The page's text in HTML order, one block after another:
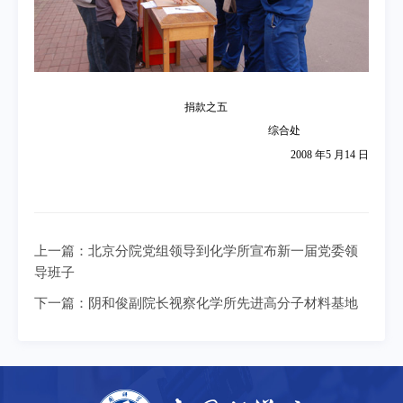
捐款之五
综合处
2008 年5 月14 日
上一篇： 北京分院党组领导到化学所宣布新一届党委领
导班子
下一篇： 阴和俊副院长视察化学所先进高分子材料基地